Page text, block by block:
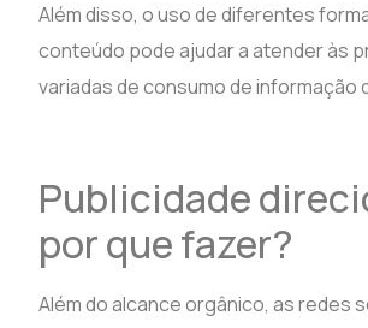
Além disso, o uso de diferentes
conteúdo pode ajudar a atender às
variadas de consumo de informação
Publicidade
por que fazer?
Além do alcance orgânico, as redes